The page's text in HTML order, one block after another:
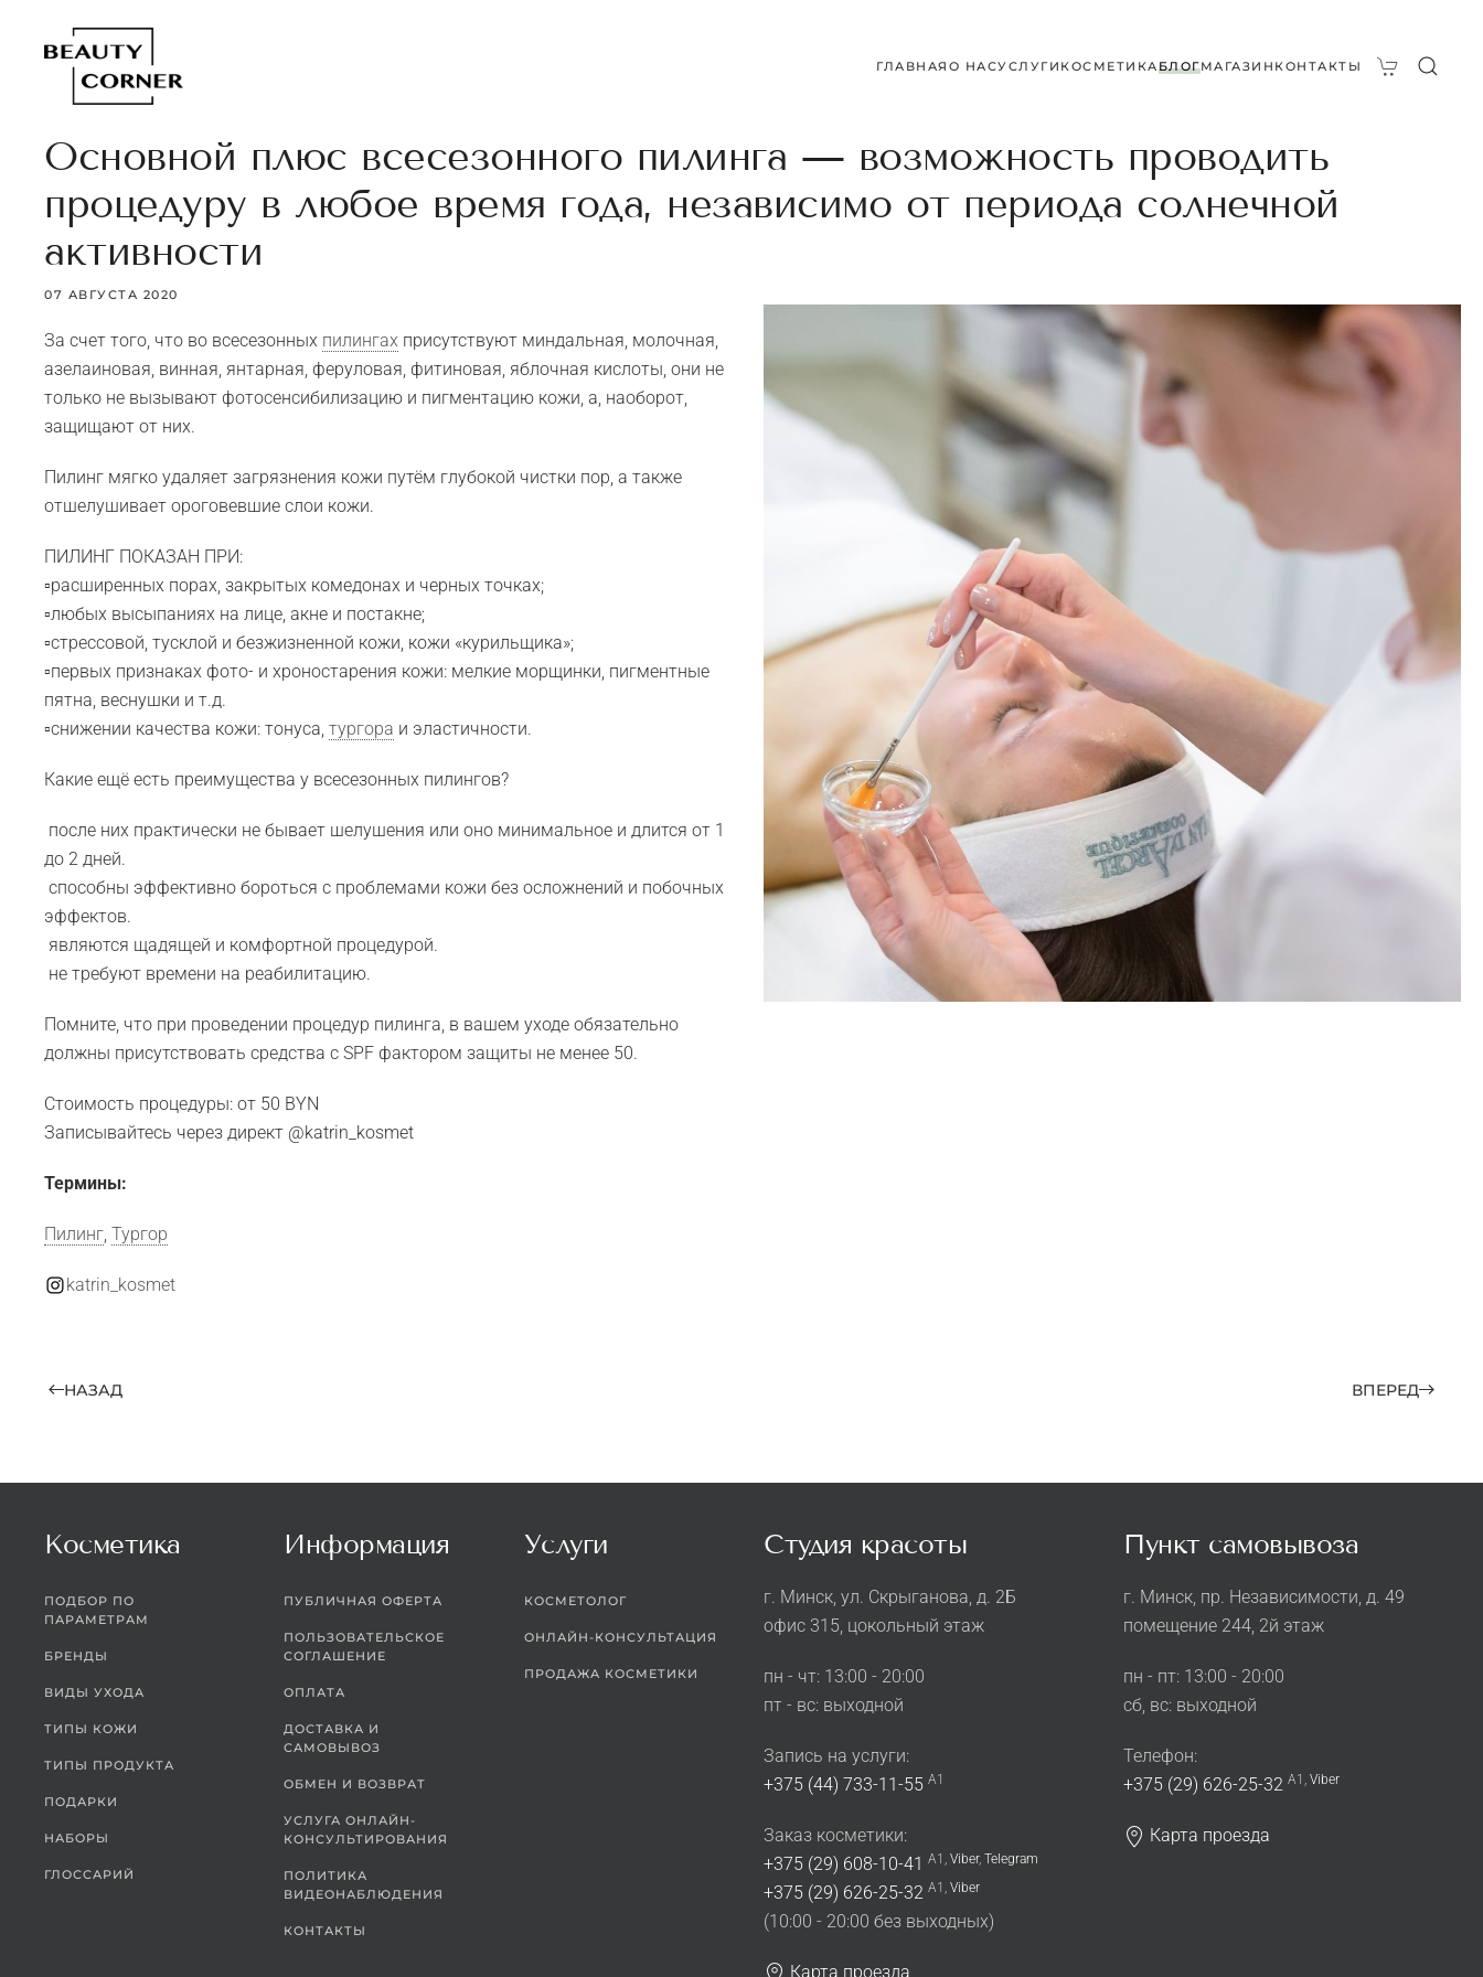
ГЛАВНАЯ О НАСУСЛУГИ КОСМЕТИКАБЛОГМАГАЗИН КОНТАКТЫ
Основной плюс всесезонного пилинга — возможность проводить
процедуру в любое время года, независимо от периода солнечной
активности
07 АВГУСТА 2020
За счет того, что во всесезонных пилингах присутствуют миндальная, молочная,
азелаиновая, винная, янтарная, феруловая, фитиновая, яблочная кислоты, они не
только не вызывают фотосенсибилизацию и пигментацию кожи, а, наоборот,
защищают от них.
Пилинг мягко удаляет загрязнения кожи путём глубокой чистки пор, а также
отшелушивает ороговевшие слои кожи.
ПИЛИНГ ПОКАЗАН ПРИ:
▫️расширенных порах, закрытых комедонах и черных точках;
▫️любых высыпаниях на лице, акне и постакне;
▫️стрессовой, тусклой и безжизненной кожи, кожи «курильщика»;
▫️первых признаках фото- и хроностарения кожи: мелкие морщинки, пигментные
пятна, веснушки и т.д.
▫️снижении качества кожи: тонуса, тургора и эластичности.
Какие ещё есть преимущества у всесезонных пилингов?
️ после них практически не бывает шелушения или оно минимальное и длится от 1
до 2 дней.
️ способны эффективно бороться с проблемами кожи без осложнений и побочных
эффектов.
️ являются щадящей и комфортной процедурой.
️ не требуют времени на реабилитацию.
️Помните, что при проведении процедур пилинга, в вашем уходе обязательно
должны присутствовать средства с SPF фактором защиты не менее 50.
Стоимость процедуры: от 50 BYN
Записывайтесь через директ @katrin_kosmet
Термины:
Пилинг, Тургор
katrin_kosmet
НАЗАД ВПЕРЕД
Косметика
ПОДБОР ПО
ПАРАМЕТРАМ
БРЕНДЫ
ВИДЫ УХОДА
ТИПЫ КОЖИ
ТИПЫ ПРОДУКТА
ПОДАРКИ
НАБОРЫ
ГЛОССАРИЙ
Информация
ПУБЛИЧНАЯ ОФЕРТА
ПОЛЬЗОВАТЕЛЬСКОЕ
СОГЛАШЕНИЕ
ОПЛАТА
ДОСТАВКА И
САМОВЫВОЗ
ОБМЕН И ВОЗВРАТ
УСЛУГА ОНЛАЙН-
КОНСУЛЬТИРОВАНИЯ
ПОЛИТИКА
ВИДЕОНАБЛЮДЕНИЯ
КОНТАКТЫ
Услуги
КОСМЕТОЛОГ
ОНЛАЙН-КОНСУЛЬТАЦИЯ
ПРОДАЖА КОСМЕТИКИ
Студия красоты
г. Минск, ул. Скрыганова, д. 2Б
офис 315, цокольный этаж
пн - чт: 13:00 - 20:00
пт - вс: выходной
Запись на услуги:
+375 (44) 733-11-55 A1
Заказ косметики:
+375 (29) 608-10-41 A1, Viber, Telegram
+375 (29) 626-25-32 A1, Viber
(10:00 - 20:00 без выходных)
Карта проезда
Пункт самовывоза
г. Минск, пр. Независимости, д. 49
помещение 244, 2й этаж
пн - пт: 13:00 - 20:00
сб, вс: выходной
Телефон:
+375 (29) 626-25-32 A1, Viber
Карта проезда